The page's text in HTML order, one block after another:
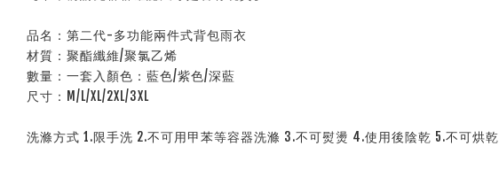
品名：第二代-多功能兩件式背包雨衣
材質：聚酯纖維/聚氯乙烯
數量：一套入顏色：藍色/紫色/深藍
尺寸：M/L/XL/2XL/3XL
洗滌方式 1.限手洗 2.不可用甲苯等容器洗滌 3.不可熨燙 4.使用後陰乾 5.不可烘乾